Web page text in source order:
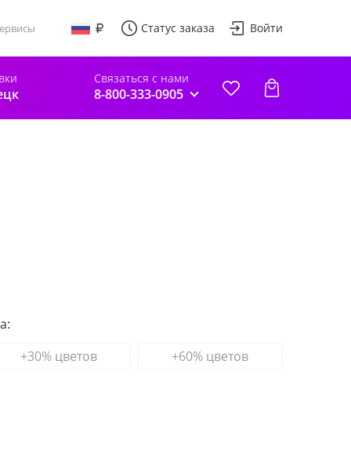
Статус заказа Войти
Связаться с нами
8-800-333-0905
+30% цветов +60% цветов